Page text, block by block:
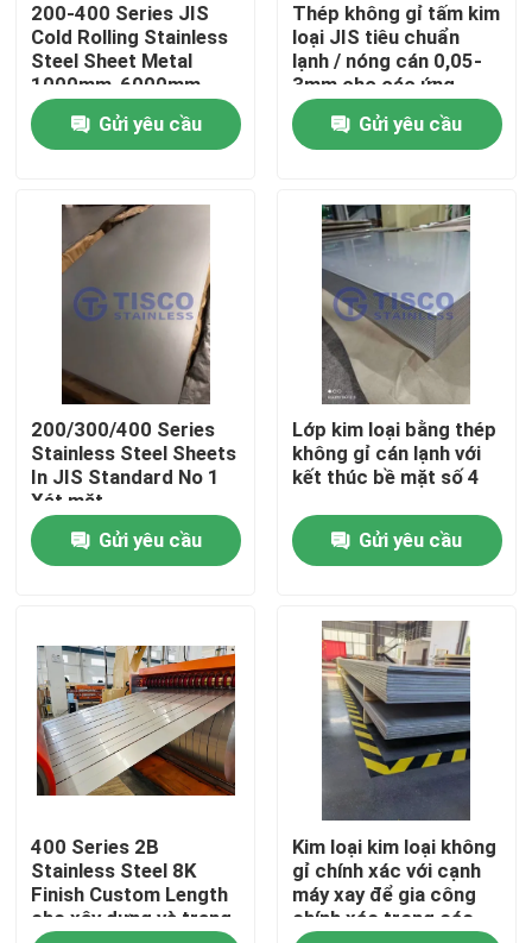
Trang chủ
Các sản phẩm
Video
Về chúng tôi
Tham quan nhà máy
Liên hệ chúng tôi
Yêu cầu báo giá
cuộn thép không gỉ
Tấm thép không gỉ kim loại
200-400 Series JIS
Cold Rolling Stainless
Steel Sheet Metal
1000mm-6000mm
Chiều dài trong GB
Standard Mill Edge
Gửi yêu cầu
Thép không gỉ tấm kim
loại JIS tiêu chuẩn
lạnh / nóng cán 0,05-
3mm cho các ứng
dụng công nghiệp
Gửi yêu cầu
200/300/400 Series
Stainless Steel Sheets
In JIS Standard No 1
Xét mặt
Gửi yêu cầu
Lớp kim loại bằng thép
không gỉ cán lạnh với
kết thúc bề mặt số 4
Gửi yêu cầu
400 Series 2B
Stainless Steel 8K
Finish Custom Length
cho xây dựng và trang
Kim loại kim loại không
gỉ chính xác với cạnh
máy xay để gia công
chính xác trong các